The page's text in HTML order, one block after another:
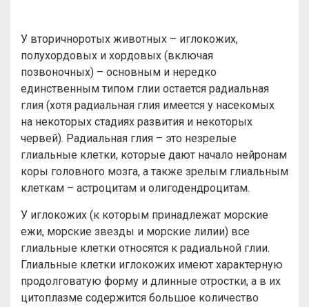
У вторичноротых животных – иглокожих,
полухордовых и хордовых (включая
позвоночных) – основным и нередко
единственным типом глии остается радиальная
глия (хотя радиальная глия имеется у насекомых
на некоторых стадиях развития и некоторых
червей). Радиальная глия – это незрелые
глиальные клетки, которые дают начало нейронам
коры головного мозга, а также зрелым глиальным
клеткам – астроцитам и олигодендроцитам.
У иглокожих (к которым принадлежат морские
ежи, морские звезды и морские лилии) все
глиальные клетки относятся к радиальной глии.
Глиальные клетки иглокожих имеют характерную
продолговатую форму и длинные отростки, а в их
цитоплазме содержится большое количество